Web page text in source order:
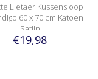
Lietaer Kussensloop
60 x 70 cm Katoen
Satijn
€19,98